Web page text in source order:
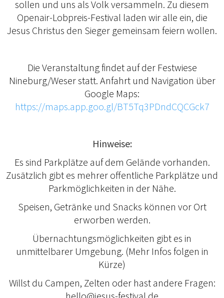
sollen und uns als Volk versammeln. Zu diesem
Openair-Lobpreis-Festival laden wir alle ein, die
Jesus Christus den Sieger gemeinsam feiern wollen.
Die Veranstaltung findet auf der Festwiese
Nineburg/Weser statt. Anfahrt und Navigation über
Google Maps:
https://maps.app.goo.gl/BT5Tq3PDndCQCGck7
Hinweise:
Es sind Parkplätze auf dem Gelände vorhanden.
Zusätzlich gibt es mehrer offentliche Parkplätze und
Parkmöglichkeiten in der Nähe.
Speisen, Getränke und Snacks können vor Ort
erworben werden.
Übernachtungsmöglichkeiten gibt es in
unmittelbarer Umgebung. (Mehr Infos folgen in
Kürze)
Willst du Campen, Zelten oder hast andere Fragen:
hello@jesus-festival.de